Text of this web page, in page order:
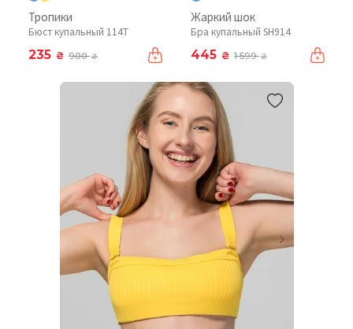
Тропики
Бюст купальный 114T
235 ₴ 900₴
Жаркий шок
Бра купальный SH914
445 ₴ 1 599₴